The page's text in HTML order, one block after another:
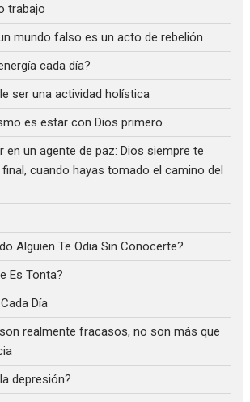
trabajo
mundo falso es un acto de rebelión
cada día?
ser una actividad holística
es estar con Dios primero
en un agente de paz: Dios siempre te
cuando hayas tomado el camino del
Alguien Te Odia Sin Conocerte?
Es Tonta?
Día
realmente fracasos, no son más que
depresión?